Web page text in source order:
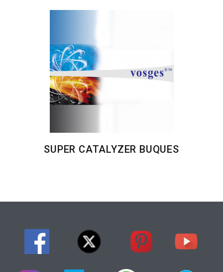
SUPER CATALYZER BUQUES